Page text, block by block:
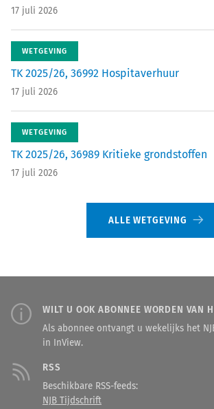
17 juli 2026
WETGEVING
TK 2025/26, 36992 Hospitaverhuur
17 juli 2026
WETGEVING
TK 2025/26, 36989 Kritieke grondstoffen
17 juli 2026
ALLE WETGEVING
WILT U OOK ABONNEE WORDEN VAN
Als abonnee ontvangt u wekelijks het
in InView.
RSS
Beschikbare RSS-feeds:
NJB Tijdschrift